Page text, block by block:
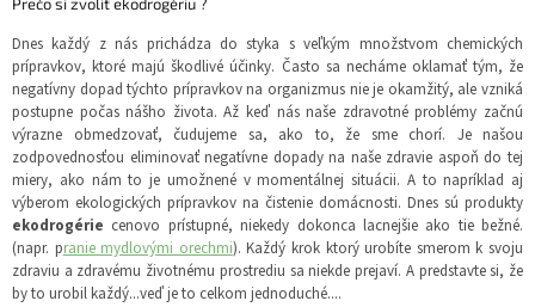
Prečo si zvoliť ekodrogériu ?
Dnes každý z nás prichádza do styka s veľkým množstvom chemických
prípravkov, ktoré majú škodlivé účinky. Často sa necháme oklamať tým, že
negatívny dopad týchto prípravkov na organizmus nie je okamžitý, ale vzniká
postupne počas nášho života. Až keď nás naše zdravotné problémy začnú
výrazne obmedzovať, čudujeme sa, ako to, že sme chorí. Je našou
zodpovednosťou eliminovať negatívne dopady na naše zdravie aspoň do tej
miery, ako nám to je umožnené v momentálnej situácii. A to napríklad aj
výberom ekologických prípravkov na čistenie domácnosti. Dnes sú produkty
ekodrogérie cenovo prístupné, niekedy dokonca lacnejšie ako tie bežné.
(napr. pranie mydlovými orechmi). Každý krok ktorý urobíte smerom k svoju
zdraviu a zdravému životnému prostrediu sa niekde prejaví. A predstavte si, že
by to urobil každý...veď je to celkom jednoduché....